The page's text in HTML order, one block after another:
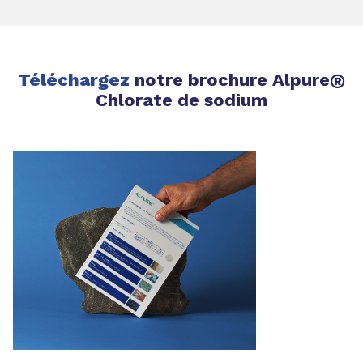
Téléchargez notre brochure Alpure®
Chlorate de sodium